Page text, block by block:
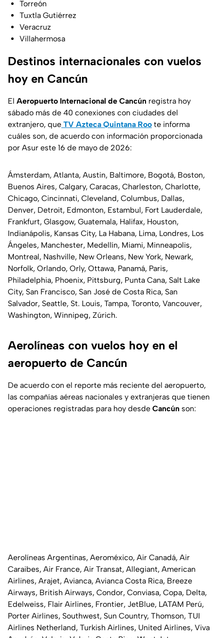
Torreón
Tuxtla Gutiérrez
Veracruz
Villahermosa
Destinos internacionales con vuelos
hoy en Cancún
El Aeropuerto Internacional de Cancún registra hoy
sábado más de 40 conexiones con ciudades del
extranjero, que TV Azteca Quintana Roo te informa
cuáles son, de acuerdo con información proporcionada
por Asur este 16 de mayo de 2026:
Ámsterdam, Atlanta, Austin, Baltimore, Bogotá, Boston,
Buenos Aires, Calgary, Caracas, Charleston, Charlotte,
Chicago, Cincinnati, Cleveland, Columbus, Dallas,
Denver, Detroit, Edmonton, Estambul, Fort Lauderdale,
Frankfurt, Glasgow, Guatemala, Halifax, Houston,
Indianápolis, Kansas City, La Habana, Lima, Londres, Los
Ángeles, Manchester, Medellín, Miami, Minneapolis,
Montreal, Nashville, New Orleans, New York, Newark,
Norfolk, Orlando, Orly, Ottawa, Panamá, Paris,
Philadelphia, Phoenix, Pittsburg, Punta Cana, Salt Lake
City, San Francisco, San José de Costa Rica, San
Salvador, Seattle, St. Louis, Tampa, Toronto, Vancouver,
Washington, Winnipeg, Zúrich.
Aerolíneas con vuelos hoy en el
aeropuerto de Cancún
De acuerdo con el reporte más reciente del aeropuerto,
las compañías aéreas nacionales y extranjeras que tienen
operaciones registradas para hoy desde Cancún son:
Aerolíneas Argentinas, Aeroméxico, Air Canadá, Air
Caraibes, Air France, Air Transat, Allegiant, American
Airlines, Arajet, Avianca, Avianca Costa Rica, Breeze
Airways, British Airways, Condor, Conviasa, Copa, Delta,
Edelweiss, Flair Airlines, Frontier, JetBlue, LATAM Perú,
Porter Airlines, Southwest, Sun Country, Thomson, TUI
Airlines Netherland, Turkish Airlines, United Airlines, Viva